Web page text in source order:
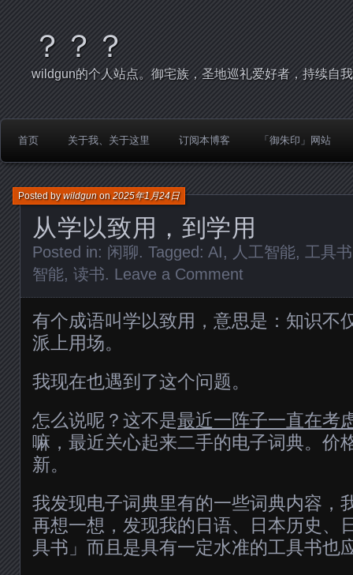
？？？
wildgun的个人站点。御宅族，圣地巡礼爱好者，持续自
首页 关于我、关于这里 订阅本博客 「御朱印」网站
从学以致用，到学用
Posted bywildgunon2025年1月24日
Posted in: 闲聊. Tagged: AI, 人工智能, 工具书
智能, 读书. Leave a Comment
有个成语叫学以致用，意思是：知识不
派上用场。
我现在也遇到了这个问题。
怎么说呢？这不是最近一阵子一直在考
嘛，最近关心起来二手的电子词典。价
新。
我发现电子词典里有的一些词典内容，
再想一想，发现我的日语、日本历史、
具书」而且是具有一定水准的工具书也